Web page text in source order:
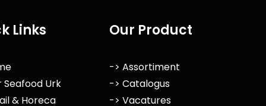
Links
Seafood Urk
& Horeca
Our Product
-> Assortiment
-> Catalogus
-> Vacatures